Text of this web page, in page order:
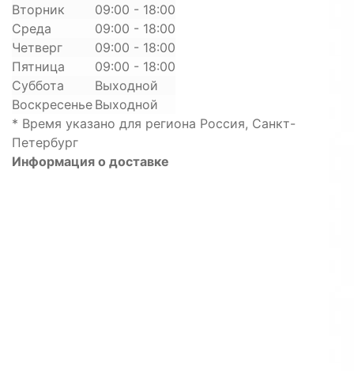
Вторник
09:00 - 18:00
Среда
09:00 - 18:00
Четверг
09:00 - 18:00
Пятница
09:00 - 18:00
Суббота
Выходной
Воскресенье Выходной
* Время указано для региона Россия, Санкт-
Петербург
Информация о доставке